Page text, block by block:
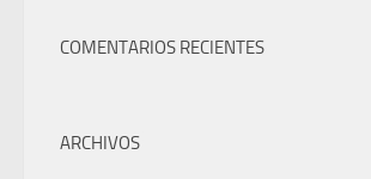
COMENTARIOS RECIENTES
ARCHIVOS